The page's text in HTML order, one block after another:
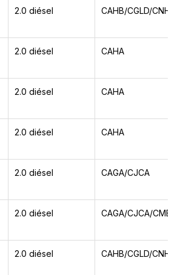
2.0 diésel CAHB/CGLD/CNHC
2.0 diésel CAHA
2.0 diésel CAHA
2.0 diésel CAHA
2.0 diésel CAGA/CJCA
2.0 diésel CAGA/CJCA/
2.0 diésel CAHB/CGLD/CNHC